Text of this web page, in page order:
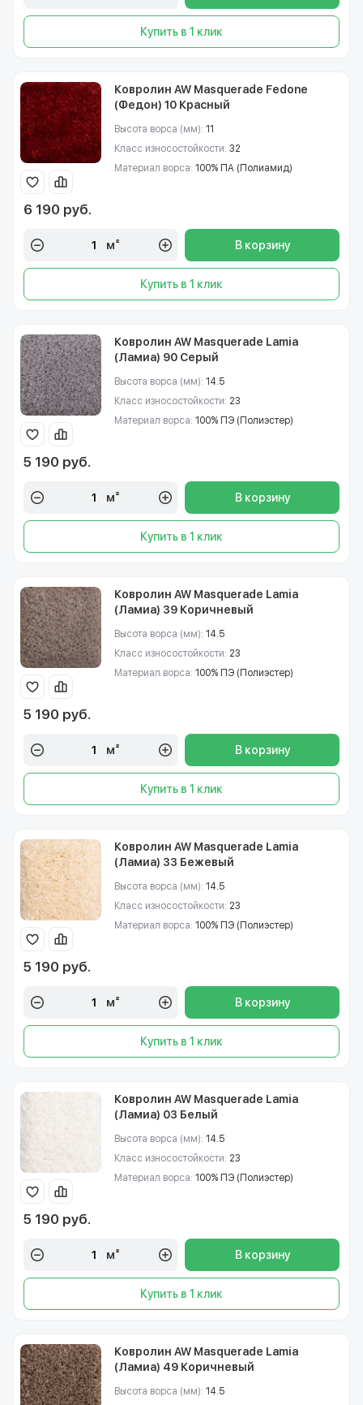
Купить в 1 клик
Ковролин AW Masquerade Fedone
(Федон) 10 Красный
Высота ворса (мм): 11
Класс износостойкости: 32
Материал ворса: 100% ПА (Полиамид)
6 190 руб.
м² В корзину
Купить в 1 клик
Ковролин AW Masquerade Lamia
(Ламиа) 90 Серый
Высота ворса (мм): 14.5
Класс износостойкости: 23
Материал ворса: 100% ПЭ (Полиэстер)
5 190 руб.
м² В корзину
Купить в 1 клик
Ковролин AW Masquerade Lamia
(Ламиа) 39 Коричневый
Высота ворса (мм): 14.5
Класс износостойкости: 23
Материал ворса: 100% ПЭ (Полиэстер)
5 190 руб.
м² В корзину
Купить в 1 клик
Ковролин AW Masquerade Lamia
(Ламиа) 33 Бежевый
Высота ворса (мм): 14.5
Класс износостойкости: 23
Материал ворса: 100% ПЭ (Полиэстер)
5 190 руб.
м² В корзину
Купить в 1 клик
Ковролин AW Masquerade Lamia
(Ламиа) 03 Белый
Высота ворса (мм): 14.5
Класс износостойкости: 23
Материал ворса: 100% ПЭ (Полиэстер)
5 190 руб.
м² В корзину
Купить в 1 клик
Ковролин AW Masquerade Lamia
(Ламиа) 49 Коричневый
Высота ворса (мм): 14.5